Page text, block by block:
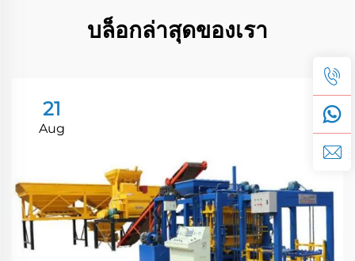
บล็อกล่าสุดของเรา
21
Aug